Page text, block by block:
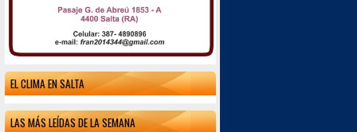
EL CLIMA EN SALTA
LAS MÁS LEÍDAS DE LA SEMANA